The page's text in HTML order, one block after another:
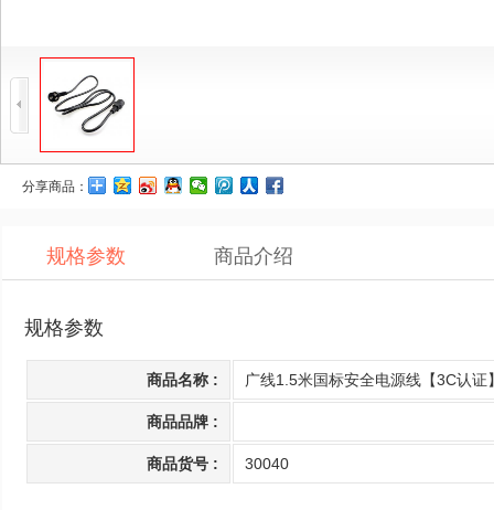
分享商品：
规格参数 商品介绍
规格参数
商品名称 : 广线1.5米国标安全电源线【3C认证
商品品牌 :
商品货号 : 30040